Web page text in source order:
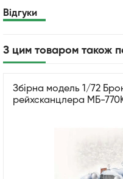
Відгуки
З цим товаром також
Збірна модель 1/72
рейхсканцлера МБ-